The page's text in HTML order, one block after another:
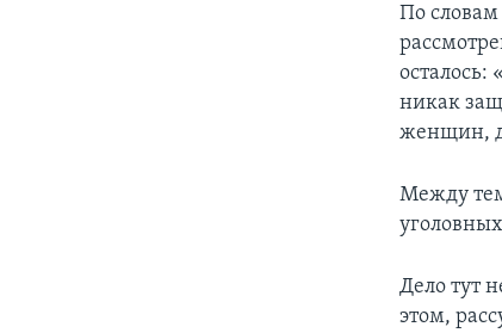
По
осталось:
никак
женщин,
Между
Дело тут
этом,